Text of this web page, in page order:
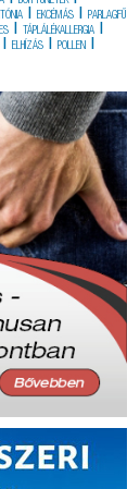
| EKCÉMÁS | PARLAGFŰ
| TÁPLÁLÉKALLERGIA |
| ELHÍZÁS | POLLEN |